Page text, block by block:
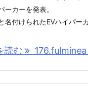
カーを発表。
付けられたEVハイパーカ
読む